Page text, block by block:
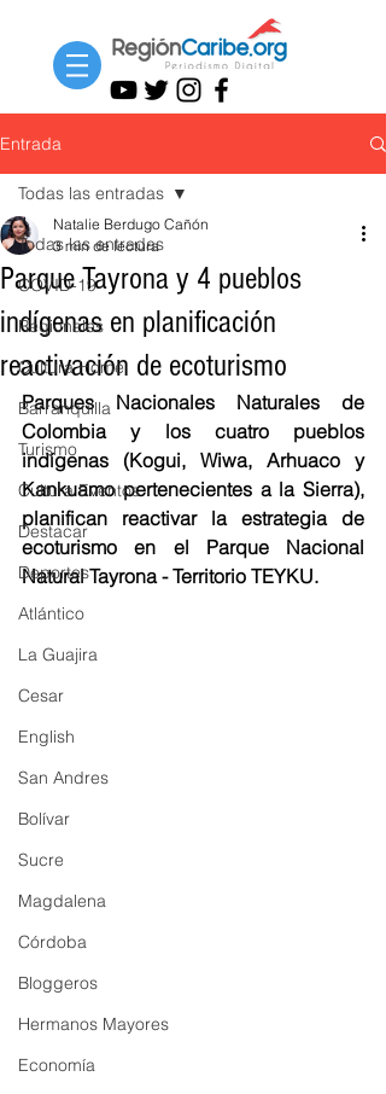
Entrada
Todas las entradas
COVID-19
Regionales
Cultura Home
Barranquilla
Turismo
Cultura Eventos
Destacar
Deportes
Atlántico
La Guajira
Cesar
English
San Andres
Bolívar
Sucre
Magdalena
Córdoba
Bloggeros
Hermanos Mayores
Economía
Todas las entradas
Parque Tayrona y 4 pueblos
indígenas en planificación
reactivación de ecoturismo
Natalie Berdugo Cañón
3 min de lectura
Parques Nacionales Naturales de
Colombia y los cuatro pueblos
indígenas (Kogui, Wiwa, Arhuaco y
Kankuamo pertenecientes a la Sierra),
planifican reactivar la estrategia de
ecoturismo en el Parque Nacional
Natural Tayrona - Territorio TEYKU.